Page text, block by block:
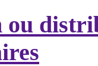
ou